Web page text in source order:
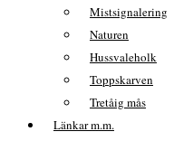
Mistsignalering
Naturen
Hussvaleholk
Toppskarven
Tretåig mås
Länkar m.m.